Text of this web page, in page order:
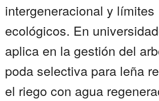
intergeneracional y límites
ecológicos. En
aplica en la gestión del
poda selectiva para leña
el riego con agua